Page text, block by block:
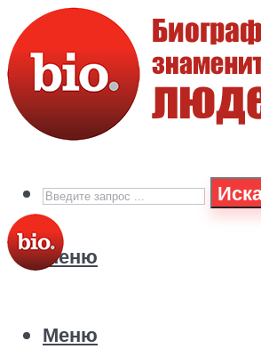
Меню
Меню